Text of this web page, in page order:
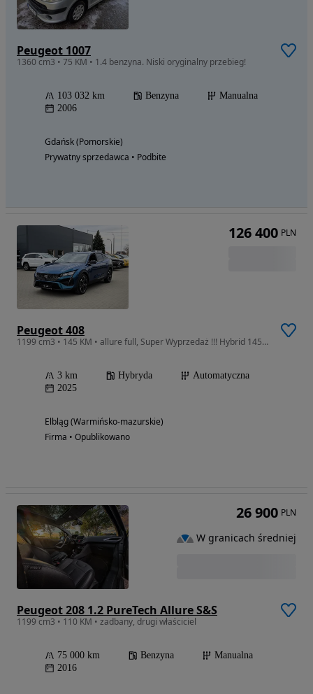
Peugeot 1007
1360 cm3 • 75 KM • 1.4 benzyna. Niski oryginalny przebieg!
103 032 km Benzyna
Manualna
2006
Gdańsk (Pomorskie)
Prywatny sprzedawca • Podbite
Peugeot 408
1199 cm3 • 145 KM • allure full, Super Wyprzedaż !!! Hybrid 145 KM eDCS6 kredyt 60/40
3 km Hybryda
Automatyczna
2025
Elbląg (Warmińsko-mazurskie)
Firma • Opublikowano
126 400 PLN
Peugeot 208 1.2 PureTech Allure S&S
1199 cm3 • 110 KM • zadbany, drugi właściciel
75 000 km Benzyna
Manualna
2016
26 900 PLN
W granicach średniej